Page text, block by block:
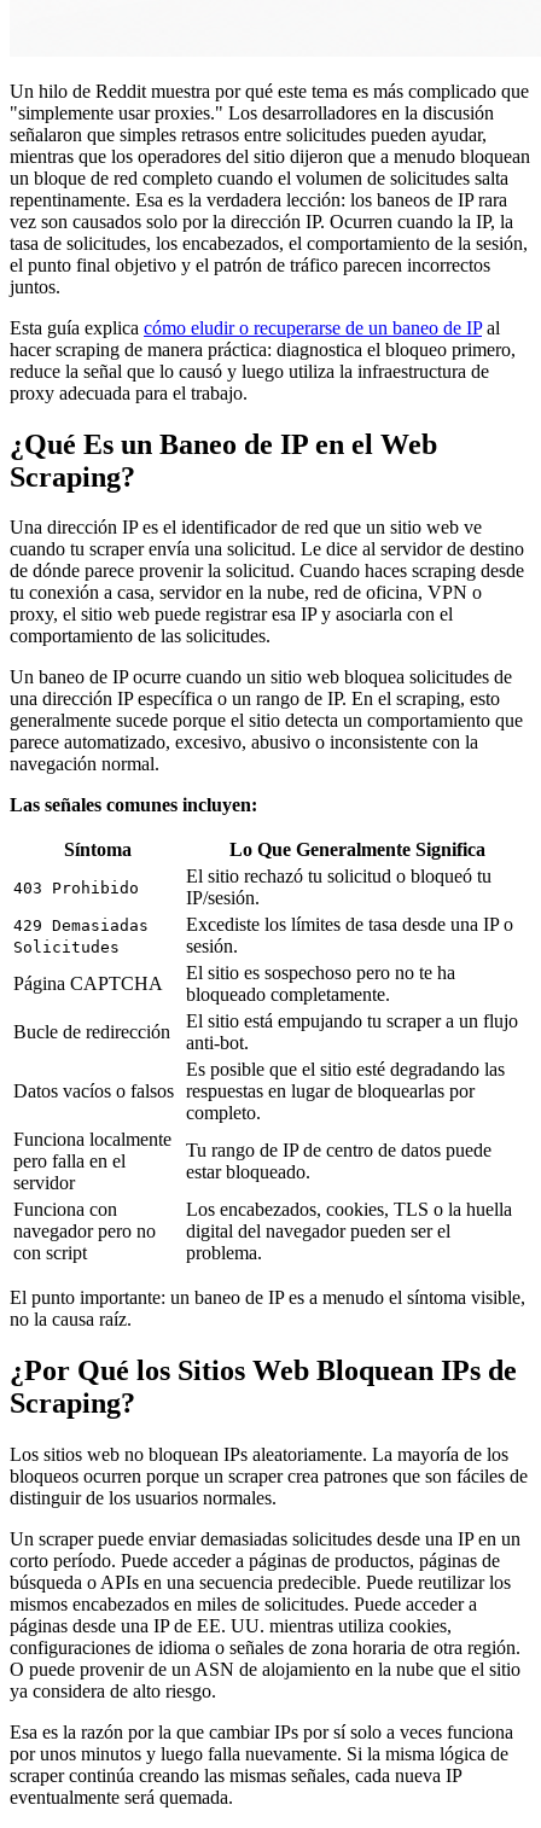
Un hilo de Reddit muestra por qué este tema es más complicado que
"simplemente usar proxies." Los desarrolladores en la discusión
señalaron que simples retrasos entre solicitudes pueden ayudar,
mientras que los operadores del sitio dijeron que a menudo bloquean
un bloque de red completo cuando el volumen de solicitudes salta
repentinamente. Esa es la verdadera lección: los baneos de IP rara
vez son causados solo por la dirección IP. Ocurren cuando la IP, la
tasa de solicitudes, los encabezados, el comportamiento de la sesión,
el punto final objetivo y el patrón de tráfico parecen incorrectos
juntos.
Esta guía explica cómo eludir o recuperarse de un baneo de IPal
hacer scraping de manera práctica: diagnostica el bloqueo primero,
reduce la señal que lo causó y luego utiliza la infraestructura de
proxy adecuada para el trabajo.
¿Qué Es un Baneo de IP en el Web
Scraping?
Una dirección IP es el identificador de red que un sitio web ve
cuando tu scraper envía una solicitud. Le dice al servidor de destino
de dónde parece provenir la solicitud. Cuando haces scraping desde
tu conexión a casa, servidor en la nube, red de oficina, VPN o
proxy, el sitio web puede registrar esa IP y asociarla con el
comportamiento de las solicitudes.
Un baneo de IP ocurre cuando un sitio web bloquea solicitudes de
una dirección IP específica o un rango de IP. En el scraping, esto
generalmente sucede porque el sitio detecta un comportamiento que
parece automatizado, excesivo, abusivo o inconsistente con la
navegación normal.
Las señales comunes incluyen:
Síntoma Lo Que Generalmente Significa
403 Prohibido
El sitio rechazó tu solicitud o bloqueó tu
IP/sesión.
429 Demasiadas
Solicitudes
Excediste los límites de tasa desde una IP o
sesión.
Página CAPTCHA
El sitio es sospechoso pero no te ha
bloqueado completamente.
Bucle de redirección
El sitio está empujando tu scraper a un flujo
anti-bot.
Datos vacíos o falsos
Es posible que el sitio esté degradando las
respuestas en lugar de bloquearlas por
completo.
Funciona localmente
pero falla en el
servidor
Tu rango de IP de centro de datos puede
estar bloqueado.
Funciona con
navegador pero no
con script
Los encabezados, cookies, TLS o la huella
digital del navegador pueden ser el
problema.
El punto importante: un baneo de IP es a menudo el síntoma visible,
no la causa raíz.
¿Por Qué los Sitios Web Bloquean IPs de
Scraping?
Los sitios web no bloquean IPs aleatoriamente. La mayoría de los
bloqueos ocurren porque un scraper crea patrones que son fáciles de
distinguir de los usuarios normales.
Un scraper puede enviar demasiadas solicitudes desde una IP en un
corto período. Puede acceder a páginas de productos, páginas de
búsqueda o APIs en una secuencia predecible. Puede reutilizar los
mismos encabezados en miles de solicitudes. Puede acceder a
páginas desde una IP de EE. UU. mientras utiliza cookies,
configuraciones de idioma o señales de zona horaria de otra región.
O puede provenir de un ASN de alojamiento en la nube que el sitio
ya considera de alto riesgo.
Esa es la razón por la que cambiar IPs por sí solo a veces funciona
por unos minutos y luego falla nuevamente. Si la misma lógica de
scraper continúa creando las mismas señales, cada nueva IP
eventualmente será quemada.